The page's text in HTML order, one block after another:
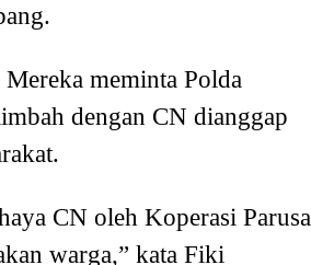
meminta Polda
dengan CN dianggap
CN oleh Koperasi Parusa
warga,” kata Fiki